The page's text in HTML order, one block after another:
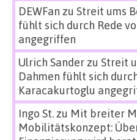
DEWFan zu Streit ums
fühlt sich durch Rede
angegriffen
Ulrich Sanderzu Streit
Dahmen fühlt sich
Karacakurtoglu
Ingo St.zu Mit breiter
Mobilitätskonzept: